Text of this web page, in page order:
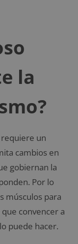
la
requiere un
cambios en
gobiernan la
Por lo
músculos para
convencer a
puede hacer.